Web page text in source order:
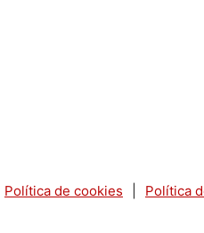
AI
Política de cookies Política